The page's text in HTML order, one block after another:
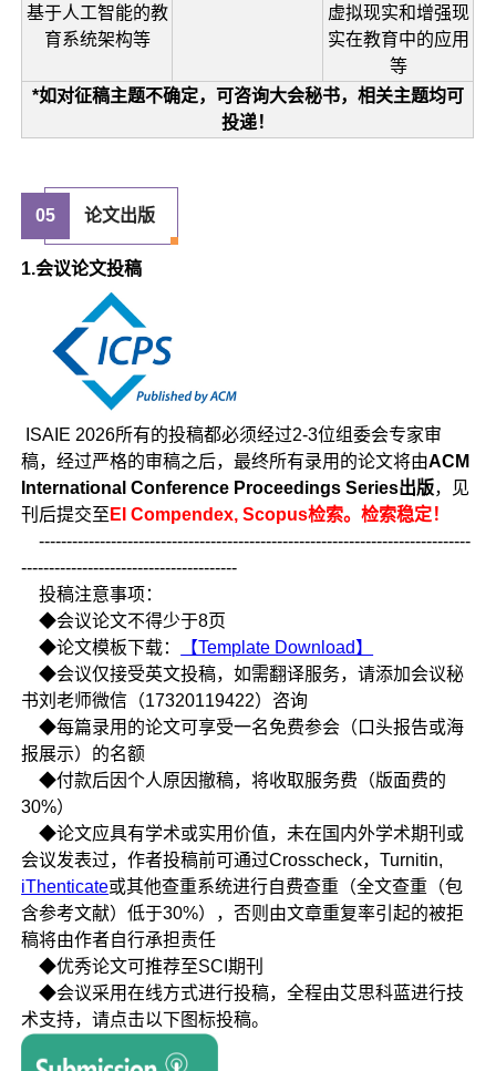
基于人工智能的教
育系统架构等
虚拟现实和增强现
实在教育中的应用
等
*如对征稿主题不确定，可咨询大会秘书，相关主题均可
投递！
05 论文出版
1.会议论文投稿
ISAIE 2026所有的投稿都必须经过2-3位组委会专家审
稿，经过严格的审稿之后，最终所有录用的论文将由ACM
International Conference Proceedings Series出版，见
刊后提交至 EI Compendex, Scopus检索。检索稳定！
------------------------------------------------------------------------------
---------------------------------------
投稿注意事项：
◆会议论文不得少于8页
◆论文模板下载：
【Template Download】
◆会议仅接受英文投稿，如需翻译服务，请添加会议秘
书刘老师微信（17320119422）咨询
◆每篇录用的论文可享受一名免费参会（口头报告或海
报展示）的名额
◆付款后因个人原因撤稿，将收取服务费（版面费的
30%）
◆论文应具有学术或实用价值，未在国内外学术期刊或
会议发表过，作者投稿前可通过Crosscheck，Turnitin,
iThenticate或其他查重系统进行自费查重（全文查重（包
含参考文献）低于30%），否则由文章重复率引起的被拒
稿将由作者自行承担责任
◆优秀论文可推荐至SCI期刊
◆会议采用在线方式进行投稿，全程由艾思科蓝进行技
术支持，请点击以下图标投稿。